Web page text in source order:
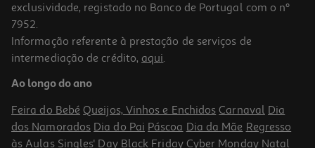
4.4
Auscultadores Bluetooth Jbl Tune 730 Branco
79.99 €/un
79,99 €
exclusividade, registado no Banco de Portugal com o nº
7952.
Informação referente à prestação de serviços de
intermediação de crédito, aqui.
Ao longo do ano
Feira do Bebé Queijos, Vinhos e Enchidos Carnaval Dia
dos Namorados Dia do Pai Páscoa Dia da Mãe Regresso
às Aulas Singles' Day Black Friday Cyber Monday Natal